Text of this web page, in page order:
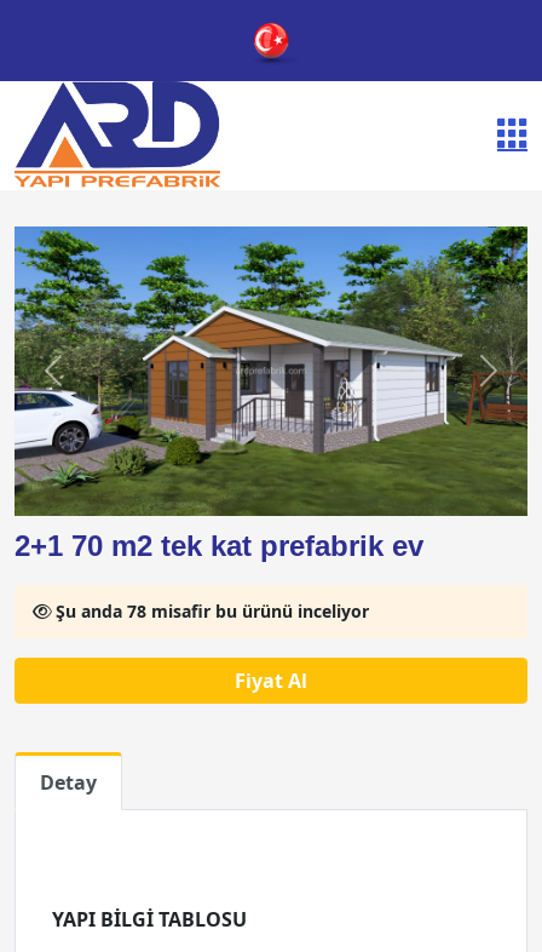
Previous Next
2+1 70 m2 tek kat prefabrik ev
Şu anda 78 misafir bu ürünü inceliyor
Fiyat Al
Detay
YAPI BİLGİ TABLOSU